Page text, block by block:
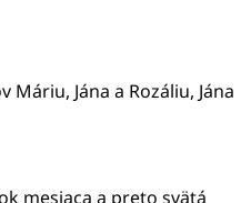
Máriu, Jána a Rozáliu, Jána
mesiaca a preto svätá